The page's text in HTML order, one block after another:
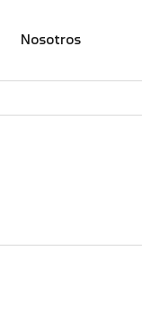
Nosotros